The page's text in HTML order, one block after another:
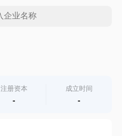
注册资本
-
成立时间
-